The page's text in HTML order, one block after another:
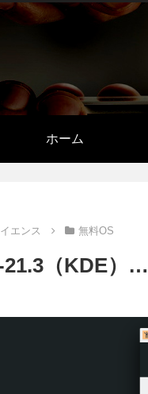
ホーム
エンス 無料OS
（KDE）